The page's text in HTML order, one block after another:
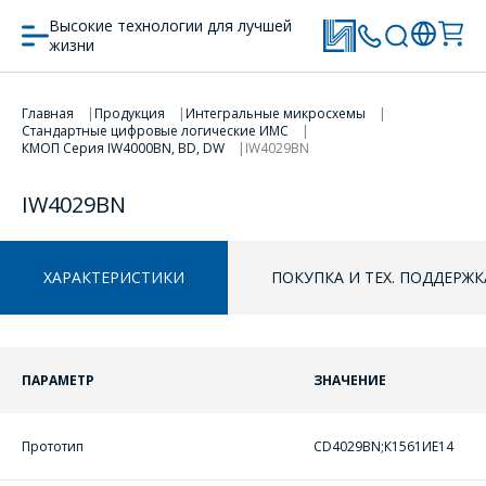
Высокие технологии для лучшей
жизни
Главная Продукция
Интегральные микросхемы
Стандартные цифровые логические ИМС
КМОП Серия IW4000BN, BD, DW
IW4029BN
IW4029BN
ХАРАКТЕРИСТИКИ ПОКУПКА И ТЕХ.
ПАРАМЕТР ЗНАЧЕНИЕ
Прототип CD4029BN;К1561ИЕ14
ПЕРЕЙТИ В КОРЗИНУ
ПРОДОЛЖИТЬ ПОКУПКИ
Форма предназначена